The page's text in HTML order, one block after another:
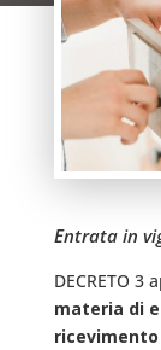
Entrata in
DECRETO 3
materia di